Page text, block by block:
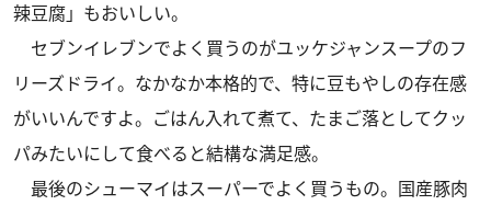
辣豆腐」もおいしい。
セブンイレブンでよく買うのがユッケジャンスープのフ
リーズドライ。なかなか本格的で、特に豆もやしの存在感
がいいんですよ。ごはん入れて煮て、たまご落としてクッ
パみたいにして食べると結構な満足感。
最後のシューマイはスーパーでよく買うもの。国産豚肉